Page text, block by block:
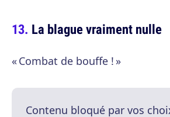
La blague vraiment nulle
« Combat de bouffe ! »
Contenu bloqué par vos